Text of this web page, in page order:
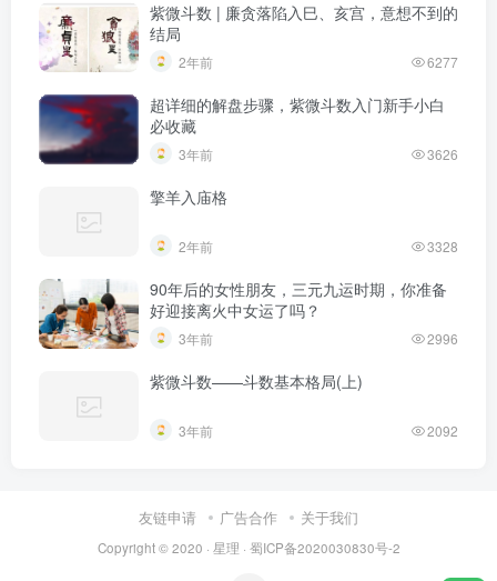
紫微斗数 | 廉贪落陷入巳、亥宫，意想不到的
结局
2年前 6277
超详细的解盘步骤，紫微斗数入门新手小白
必收藏
3年前 3626
擎羊入庙格
2年前 3328
90年后的女性朋友，三元九运时期，你准备
好迎接离火中女运了吗？
3年前 2996
紫微斗数——斗数基本格局(上)
3年前 2092
友链申请 广告合作 关于我们
Copyright © 2020 · 星理 · 蜀ICP备2020030830号-2